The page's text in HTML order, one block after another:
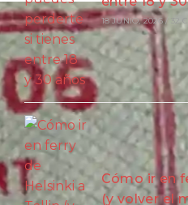
18 JUNIO, 2026 / 32
Cómo ir en
(y volver el